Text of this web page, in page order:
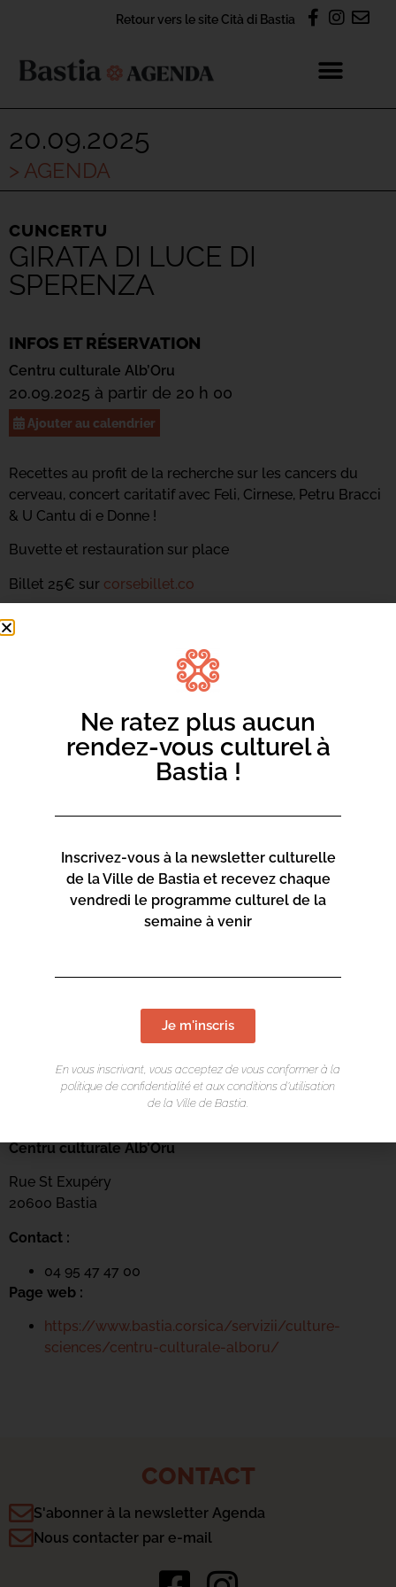
Retour vers le site Cità di Bastia
20.09.2025
> AGENDA
CUNCERTU
GIRATA DI LUCE DI
SPERENZA
INFOS ET RÉSERVATION
Centru culturale Alb’Oru
20.09.2025 à partir de 20 h 00
Ajouter au calendrier
Recettes au profit de la recherche sur les cancers du
cerveau, concert caritatif avec Feli, Cirnese, Petru Bracci
& U Cantu di e Donne !
Buvette et restauration sur place
Billet 25€ sur corsebillet.co
LIEU DE L'ÉVÉNEMENT
Centru culturale Alb’Oru
Rue St Exupéry
20600 Bastia
Contact :
04 95 47 47 00
Page web :
https://www.bastia.corsica/servizii/culture-
sciences/centru-culturale-alboru/
CONTACT
S'abonner à la newsletter Agenda
Nous contacter par e-mail
Ne ratez plus aucun
rendez-vous culturel à
Bastia !
Inscrivez-vous à la newsletter culturelle
de la Ville de Bastia et recevez chaque
vendredi le programme culturel de la
semaine à venir
Je m'inscris
En vous inscrivant, vous acceptez de vous conformer à la
politique de confidentialité et aux conditions d’utilisation
de la Ville de Bastia.